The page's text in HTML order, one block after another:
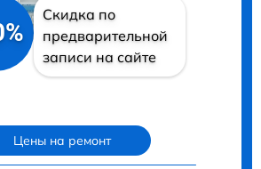
Скидка по
предварительной
записи на сайте
Цены на ремонт